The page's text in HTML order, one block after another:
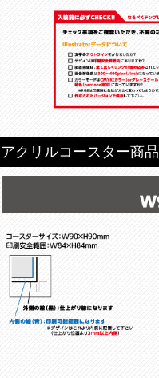
アクリルコースター商品